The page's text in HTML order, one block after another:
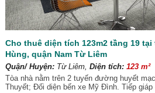
Cho thuê diện tích 123m2 tầng 19 tại
Hùng, quận Nam Từ Liêm
Quận/ Huyện:Từ Liêm, Diện tích: 123 m²
Tòa nhà nằm trên 2 tuyến đường huyết
Thuyết; Đối diện bến xe Mỹ Đình. Tiếp giáp